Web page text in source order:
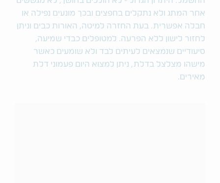
אחר המתג ולא נתקלים בחפצים ובכך מונעים נפילה או
חבלה אפשרית. בעת החזרה למיטה, האורות כבים וניתן
לחזור לישון ללא הפרעה. למטופלים כבדי שמיעה,
סיעודיים שנמצאים לעיתים לבד ולא שומעים כאשר
מישהו מצלצל בדלת, ניתן למצוא היום פעמוני דלת
מאירים.